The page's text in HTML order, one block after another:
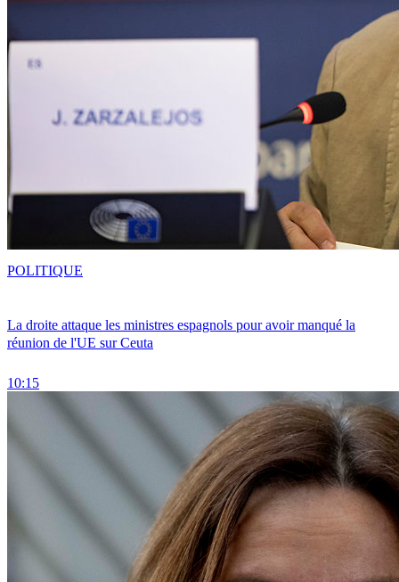
La droite attaque les ministres espagnols pour avoir manqué la
réunion de l'UE sur Ceuta
10:15
POLITIQUE